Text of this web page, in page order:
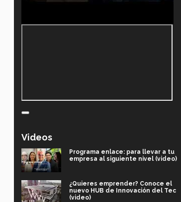
Videos
Programa enlace: para llevar a tu
empresa al siguiente nivel (video)
¿Quieres emprender? Conoce el
nuevo HUB de Innovación del Tec
(video)